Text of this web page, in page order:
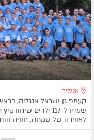
אנגליה
קעמפ גן ישראל אנגליה,
לאווירה של שמחה, חוויה